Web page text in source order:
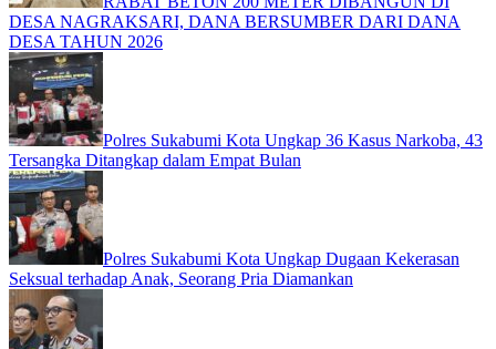
DESA NAGRAKSARI, DANA BERSUMBER DARI DANA
DESA TAHUN 2026
Polres Sukabumi Kota Ungkap 36 Kasus Narkoba, 43
Tersangka Ditangkap dalam Empat Bulan
Polres Sukabumi Kota Ungkap Dugaan Kekerasan
Seksual terhadap Anak, Seorang Pria Diamankan